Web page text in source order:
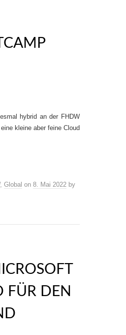
hybrid an der FHDW
kleine aber feine Cloud
, Global on 8. Mai 2022 by
FÜR DEN